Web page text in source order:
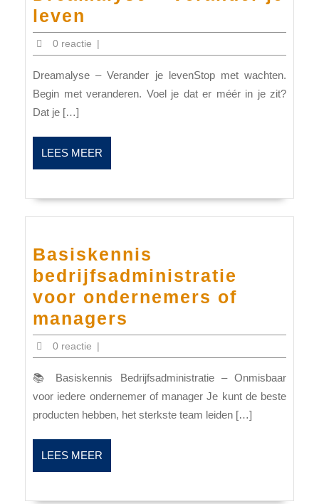
leven
–
Verander
je
leven
0 reactie |
Dreamalyse – Verander je levenStop met wachten.
Begin met veranderen. Voel je dat er méér in je zit?
Dat je […]
LEES MEER
MEER
Basiskennis
bedrijfsadministratie
voor ondernemers of
managers
voor
ondernemers
of
managers
0 reactie |
📚 Basiskennis Bedrijfsadministratie – Onmisbaar
voor iedere ondernemer of manager Je kunt de beste
producten hebben, het sterkste team leiden […]
LEES MEER
MEER